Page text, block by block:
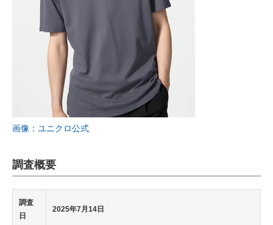
画像：ユニクロ公式
調査概要
調査
日
2025年7月14日